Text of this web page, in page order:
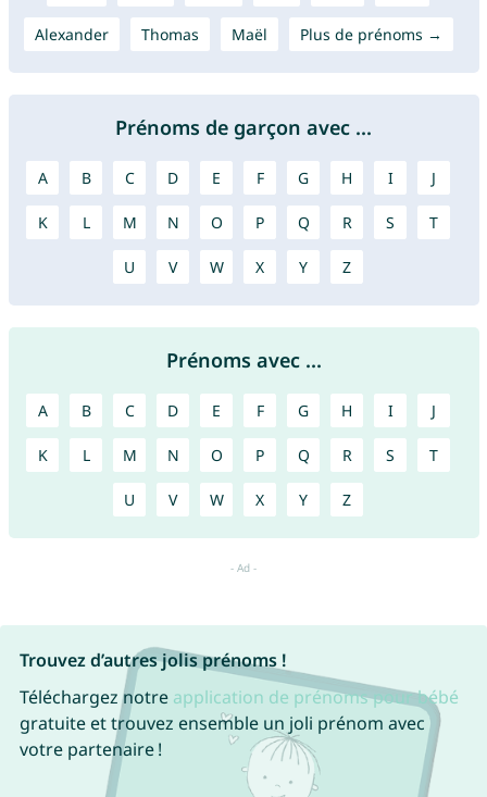
Alexander Thomas Maël Plus de prénoms →
Prénoms de garçon avec ...
A B C D E F G H I J
K L M N O P Q R S T
U V W X Y Z
Prénoms avec ...
A B C D E F G H I J
K L M N O P Q R S T
U V W X Y Z
Trouvez d’autres jolis prénoms !
Téléchargez notre application de prénoms pour bébé
gratuite et trouvez ensemble un joli prénom avec
votre partenaire !